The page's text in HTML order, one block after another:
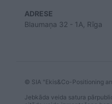
ADRESE
Blaumaņa 32 - 1A, Rīga
© SIA "Ekis&Co-Positioning
Jebkāda veida satura